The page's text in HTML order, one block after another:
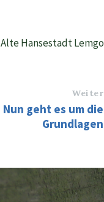
Hansestadt Lemgo
Weiter
Nun geht es um die
Grundlagen